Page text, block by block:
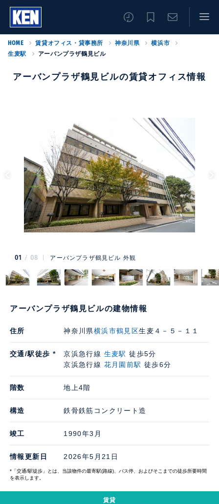
HOME 賃貸オフィス・貸事務所 神奈川県
横浜市
生麦駅
アーバンプラザ鶴見ビル
アーバンプラザ鶴見ビルの賃貸オフィス情報
01 08 アーバンプラザ鶴見ビル 外観
アーバンプラザ鶴見ビルの建物情報
住所 神奈川県横浜市鶴見区生麦４－５－１１
交通/駅徒歩 * 京浜急行線 生麦駅 徒歩5分
京浜急行線 花月園前駅 徒歩6分
階数 地上4階
構造 鉄骨鉄筋コンクリート造
竣工 1990年3月
情報更新日 2026年5月21日
*「交通/駅徒歩」とは、当該物件の最寄駅(路線)、バス停、およびそこまでの徒歩所要時間
を表示します。
賃貸